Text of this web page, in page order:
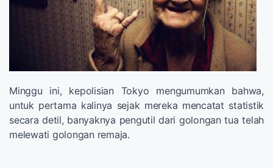
Minggu ini, kepolisian Tokyo mengumumkan bahwa,
untuk pertama kalinya sejak mereka mencatat statistik
secara detil, banyaknya pengutil dari golongan tua telah
melewati golongan remaja.